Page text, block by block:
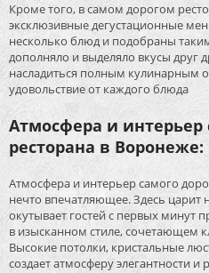
Кроме того, в самом дорогом
эксклюзивные дегустационные
несколько блюд и подобраны
дополняло и выделяло вкусы друг
насладиться полным кулинарным
удовольствие от каждого блюда
Атмосфера и интерьер
ресторана в
Атмосфера и интерьер самого
нечто впечатляющее. Здесь
окутывает гостей с первых минут
в изысканном стиле, сочетающем
Высокие потолки, кристальные
создает атмосферу элегантности и